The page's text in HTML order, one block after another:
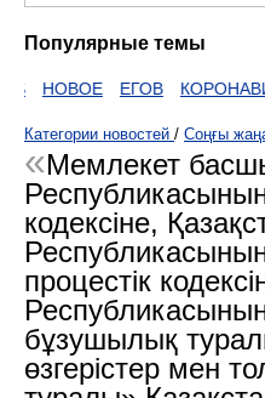
Популярные темы
НОВОЕ ЕГОВ
Категории новостей / Соңғы
Мемлекет
кодексіне,
процестік
бұзушылық
өзгерістер мен